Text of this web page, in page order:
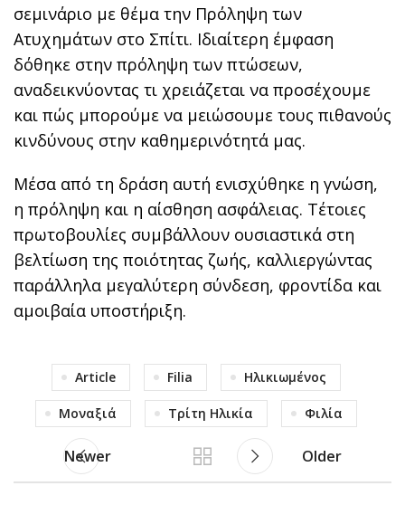
σεμινάριο με θέμα την Πρόληψη των
Ατυχημάτων στο Σπίτι. Ιδιαίτερη έμφαση
δόθηκε στην πρόληψη των πτώσεων,
αναδεικνύοντας τι χρειάζεται να προσέχουμε
και πώς μπορούμε να μειώσουμε τους πιθανούς
κινδύνους στην καθημερινότητά μας.
Μέσα από τη δράση αυτή ενισχύθηκε η γνώση,
η πρόληψη και η αίσθηση ασφάλειας. Τέτοιες
πρωτοβουλίες συμβάλλουν ουσιαστικά στη
βελτίωση της ποιότητας ζωής, καλλιεργώντας
παράλληλα μεγαλύτερη σύνδεση, φροντίδα και
αμοιβαία υποστήριξη.
Article Filia Ηλικιωμένος
Μοναξιά Τρίτη Ηλικία Φιλία
Newer Older